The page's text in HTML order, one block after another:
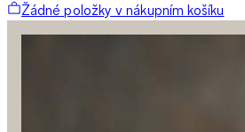
Žádné položky v nákupním košíku